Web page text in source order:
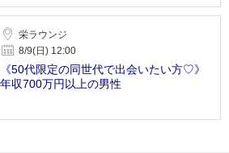
栄ラウンジ
8/9(日) 12:00
《50代限定の同世代で出会いたい方♡》
年収700万円以上の男性